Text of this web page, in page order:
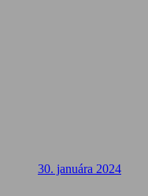
30. januára 2024